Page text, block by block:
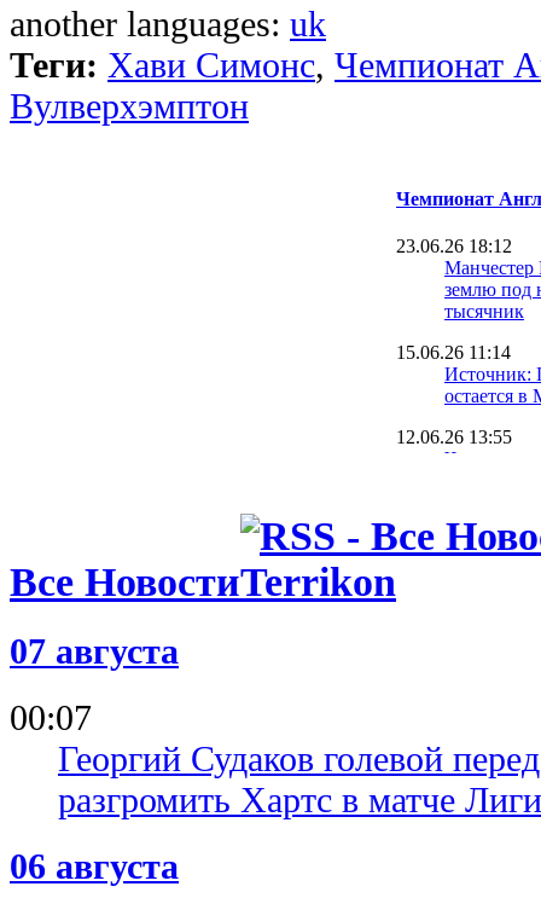
another languages: uk
Теги: Хави Симонс, Чемпионат
Вулверхэмптон
Чемпионат
23.06.26 18:12
землю под
тысячник
15.06.26 11:14
Источник:
остается в
12.06.26 13:55
Что за
11.06.26 19:20
Все Новости
07 августа
00:07
Георгий Судаков голевой
разгромить Хартс в матче
06 августа